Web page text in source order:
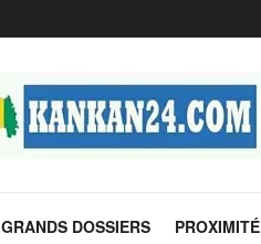
GRANDS DOSSIERS PROXIMITÉ